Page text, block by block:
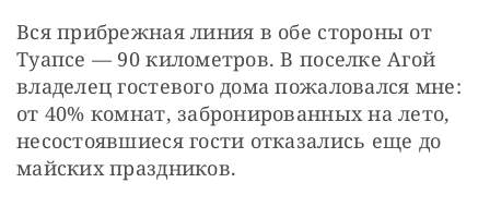
Вся прибрежная линия в обе стороны от
Туапсе — 90 километров. В поселке Агой
владелец гостевого дома пожаловался мне:
от 40% комнат, забронированных на лето,
несостоявшиеся гости отказались еще до
майских праздников.